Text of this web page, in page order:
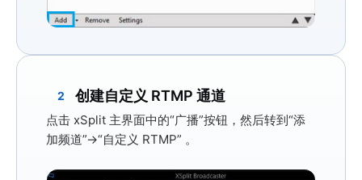
2 创建自定义 RTMP 通道
点击 xSplit 主界面中的“广播”按钮，然后转到 “添
加频道”→“自定义 RTMP” 。